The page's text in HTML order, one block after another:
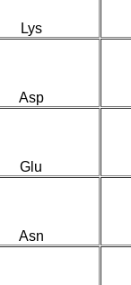
Lys
Asp
Glu
Asn